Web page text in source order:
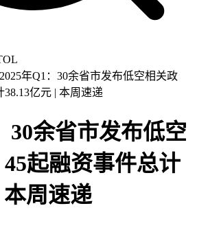
年Q1：30余省市发布低空相关政
亿元 | 本周速递
30余省市发布低空
起融资事件总计
本周速递